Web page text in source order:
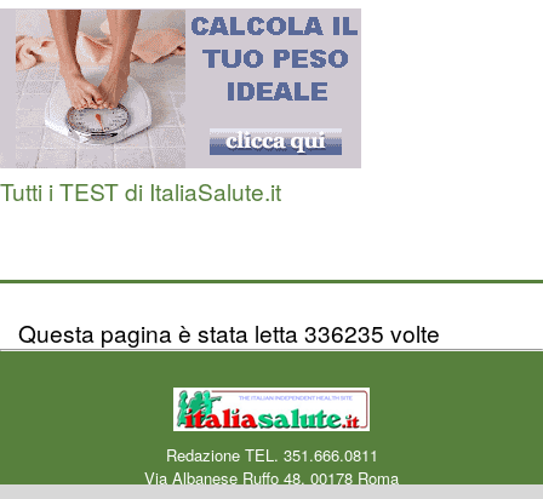
Tutti i TEST di ItaliaSalute.it
Questa pagina è stata letta 336235 volte
Redazione TEL. 351.666.0811
Via Albanese Ruffo 48, 00178 Roma